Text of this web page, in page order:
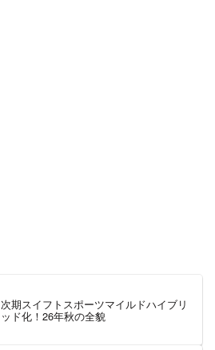
次期スイフトスポーツマイルドハイブリ
ッド化！26年秋の全貌